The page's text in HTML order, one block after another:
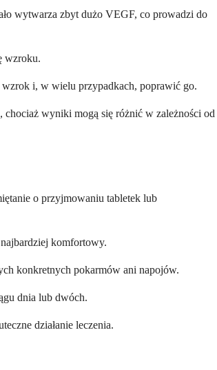
wytwarza zbyt dużo VEGF, co prowadzi do
wzroku.
i, w wielu przypadkach, poprawić go.
wyniki mogą się różnić w zależności od
o przyjmowaniu tabletek lub
komfortowy.
konkretnych pokarmów ani napojów.
dnia lub dwóch.
działanie leczenia.